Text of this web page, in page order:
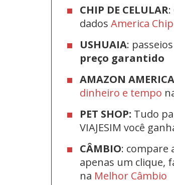
CHIP DE CELULAR:
dados America Chip
USHUAIA:
preço garantido
AMAZON
dinheiro e tempo
PET SHOP: Tudo
VIAJESIM você
CÂMBIO: compare
apenas um clique,
na Melhor Câmbio